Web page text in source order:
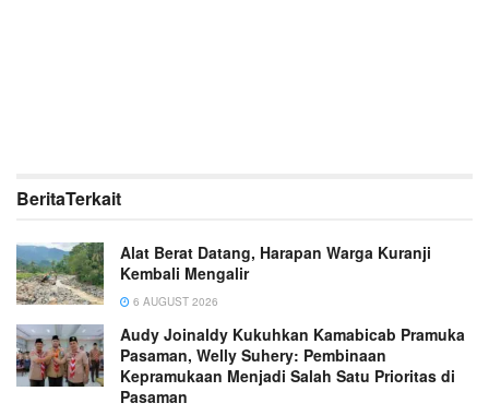
BeritaTerkait
Alat Berat Datang, Harapan Warga Kuranji
Kembali Mengalir
6 AUGUST 2026
Audy Joinaldy Kukuhkan Kamabicab Pramuka
Pasaman, Welly Suhery: Pembinaan
Kepramukaan Menjadi Salah Satu Prioritas di
Pasaman